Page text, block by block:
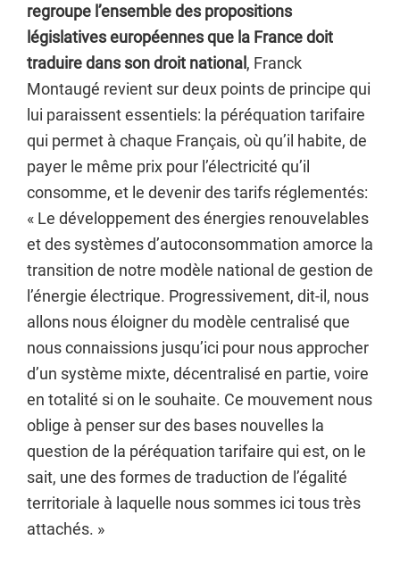
regroupe l’ensemble des propositions
législatives européennes que la France doit
traduire dans son droit national, Franck
Montaugé revient sur deux points de principe qui
lui paraissent essentiels: la péréquation tarifaire
qui permet à chaque Français, où qu’il habite, de
payer le même prix pour l’électricité qu’il
consomme, et le devenir des tarifs réglementés:
« Le développement des énergies renouvelables
et des systèmes d’autoconsommation amorce la
transition de notre modèle national de gestion de
l’énergie électrique. Progressivement, dit-il, nous
allons nous éloigner du modèle centralisé que
nous connaissions jusqu’ici pour nous approcher
d’un système mixte, décentralisé en partie, voire
en totalité si on le souhaite. Ce mouvement nous
oblige à penser sur des bases nouvelles la
question de la péréquation tarifaire qui est, on le
sait, une des formes de traduction de l’égalité
territoriale à laquelle nous sommes ici tous très
attachés. »